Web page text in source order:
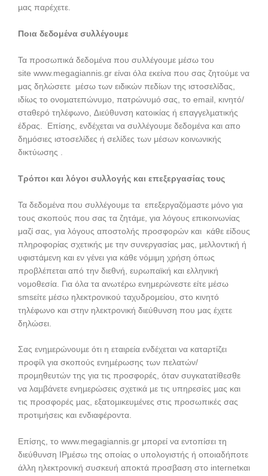
µας παρέχετε.
Ποια δεδομένα συλλέγουμε
Τα προσωπικά δεδοµένα που συλλέγουμε μέσω του
site www.megagiannis.gr είναι όλα εκείνα που σας ζητούμε να
μας δηλώσετε μέσω των ειδικών πεδίων της ιστοσελίδας,
ιδίως το ονοµατεπώνυµο, πατρώνυµό σας, το email, κινητό/
σταθερό τηλέφωνο, ∆ιεύθυνση κατοικίας ή επαγγελµατικής
έδρας. Επίσης, ενδέχεται να συλλέγουμε δεδομένα και απο
δημόσιες ιστοσελίδες ή σελίδες των μέσων κοινωνικής
δικτύωσης .
Τρόποι και λόγοι συλλογής και επεξεργασίας τους
Τα δεδομένα που συλλέγουμε τα επεξεργαζόµαστε μόνο για
τους σκοπούς που σας τα ζητάμε, για λόγους επικοινωνίας
μαζί σας, για λόγους αποστολής προσφορών και κάθε είδους
πληροφορίας σχετικής με την συνεργασίας μας, μελλοντική ή
υφιστάμενη και εν γένει για κάθε νόμιμη χρήση όπως
προβλέπεται από την διεθνή, ευρωπαϊκή και ελληνική
νομοθεσία. Για όλα τα ανωτέρω ενημερώνεστε είτε μέσω
smsείτε μέσω ηλεκτρονικού ταχυδρομείου, στο κινητό
τηλέφωνο και στην ηλεκτρονική διεύθυνση που μας έχετε
δηλώσει.
Σας ενηµερώνουµε ότι η εταιρεία ενδέχεται να καταρτίζει
προφίλ για σκοπούς ενηµέρωσης των πελατών/
προµηθευτών της για τις προσφορές, όταν συγκατατίθεσθε
να λαµβάνετε ενηµερώσεις σχετικά µε τις υπηρεσίες µας και
τις προσφορές µας, εξατοµικευµένες στις προσωπικές σας
προτιµήσεις και ενδιαφέροντα.
Επίσης, το www.megagiannis.gr μπορεί να εντοπίσει τη
διεύθυνση ΙPμέσω της οποίας ο υπολογιστής ή οποιαδήποτε
άλλη ηλεκτρονική συσκευή αποκτά προσβαση στο internetκαι